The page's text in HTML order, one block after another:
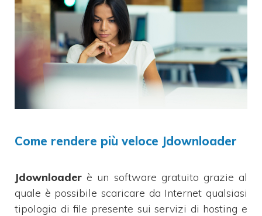
Come rendere più veloce Jdownloader
Jdownloader è un software gratuito grazie al
quale è possibile scaricare da Internet qualsiasi
tipologia di file presente sui servizi di hosting e